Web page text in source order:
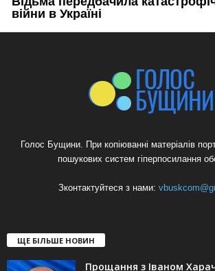
Голос Бущини. При копіюванні матеріалів
пошукових систем гіперпосилання
Зконтактуйтеся з нами:
ЩЕ БІЛЬШЕ НОВИН
Прощання з Іваном